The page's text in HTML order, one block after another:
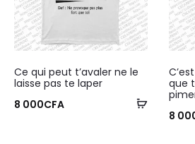
Ce qui peut t’avaler ne le
laisse pas te laper
8 000CFA
que
8